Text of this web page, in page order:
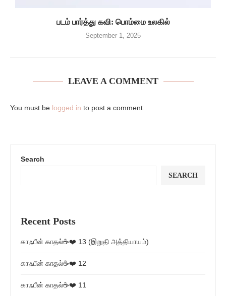
படம் பார்த்து கவி: பொம்மை உலகில்
September 1, 2025
LEAVE A COMMENT
You must be logged in to post a comment.
Search
SEARCH
Recent Posts
காஃபீன் காதல்☕❤️ 13 (இறுதி அத்தியாயம்)
காஃபீன் காதல்☕❤️ 12
காஃபீன் காதல்☕❤️ 11